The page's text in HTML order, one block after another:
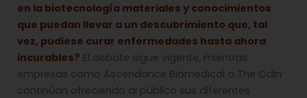
en la biotecnología materiales y conocimientos
que puedan llevar a un descubrimiento que, tal
vez, pudiese curar enfermedades hasta ahora
incurables? El debate sigue vigente, mientras
empresas como Ascendance Biomedical o The Odin
continúan ofreciendo al público sus diferentes